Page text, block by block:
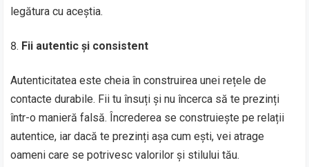
legătura cu aceștia.
Fii autentic și consistent
Autenticitatea este cheia în construirea unei rețele de
contacte durabile. Fii tu însuți și nu încerca să te prezinți
într-o manieră falsă. Încrederea se construiește pe relații
autentice, iar dacă te prezinți așa cum ești, vei atrage
oameni care se potrivesc valorilor și stilului tău.